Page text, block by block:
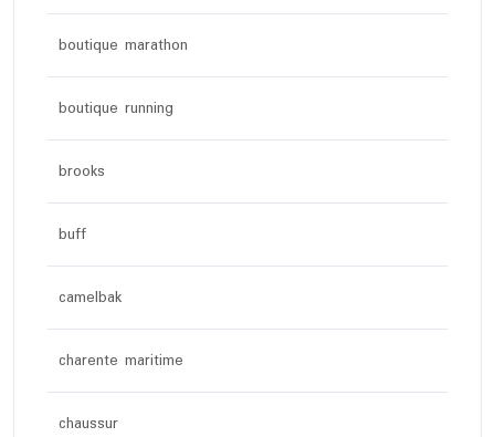
boutique marathon
boutique running
brooks
buff
camelbak
charente maritime
chaussur